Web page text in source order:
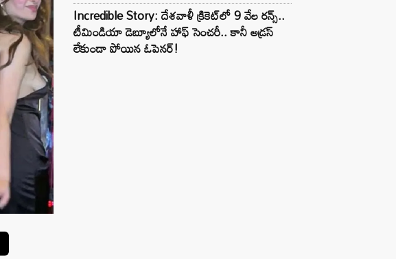
Incredible Story: దేశవాళీ క్రికెట్‌లో 9 వేల రన్స్..
టీమిండియా డెబ్యూలోనే హాఫ్ సెంచరీ.. కానీ అడ్రస్
లేకుండా పోయిన ఓపెనర్!